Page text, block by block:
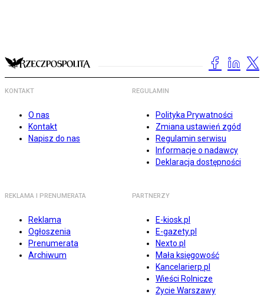
KONTAKT
O nas
Kontakt
Napisz do nas
REGULAMIN
Polityka Prywatności
Zmiana ustawień zgód
Regulamin serwisu
Informacje o nadawcy
Deklaracja dostępności
REKLAMA I PRENUMERATA
Reklama
Ogłoszenia
Prenumerata
Archiwum
PARTNERZY
E-kiosk.pl
E-gazety.pl
Nexto.pl
Mała księgowość
Kancelarierp.pl
Wieści Rolnicze
Życie Warszawy